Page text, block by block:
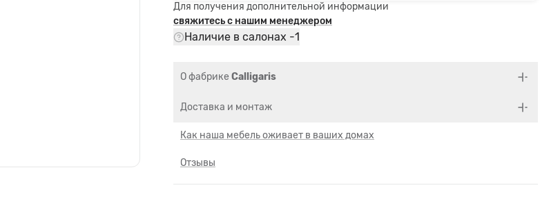
Для получения дополнительной информации
свяжитесь с нашим менеджером
Наличие в салонах -1
О фабрике Calligaris
Доставка и монтаж
Как наша мебель оживает в ваших домах
Отзывы